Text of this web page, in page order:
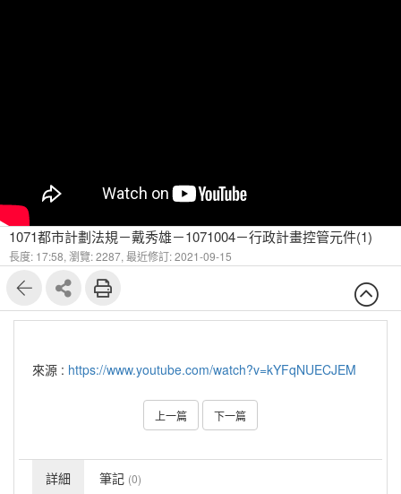
1071都市計劃法規－戴秀雄－1071004－行政計畫控管元件(1)
長度: 17:58, 瀏覽: 2287, 最近修訂: 2021-09-15
來源 : https://www.youtube.com/watch?v=kYFqNUECJEM
上一篇 下一篇
詳細 筆記 (0)